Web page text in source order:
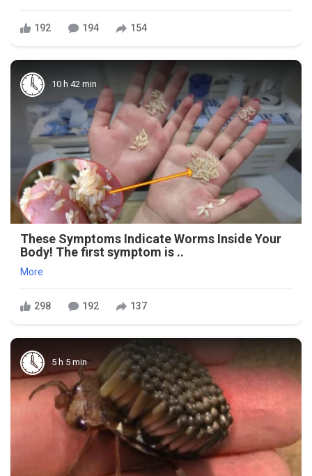
192 194 154
10 h 42 min
These Symptoms Indicate Worms Inside Your
Body! The first symptom is ..
More
298 192 137
5 h 5 min